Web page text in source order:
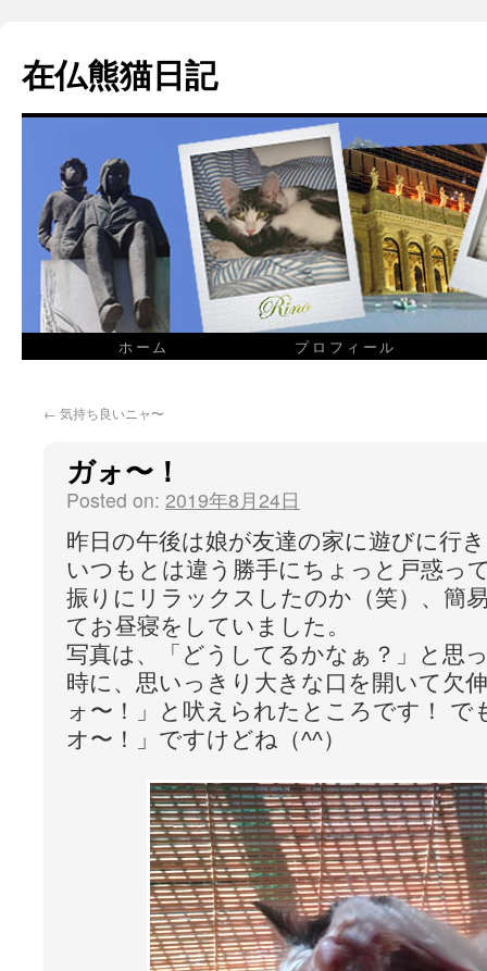
在仏熊猫日記
ホーム プロフィール
← 気持ち良いニャ〜
ガォ〜！
Posted on: 2019年8月24日
昨日の午後は娘が友達の家に遊びに行
いつもとは違う勝手にちょっと戸惑っ
振りにリラックスしたのか（笑）、簡
てお昼寝をしていました。
写真は、「どうしてるかなぁ？」と思
時に、思いっきり大きな口を開いて欠
ォ〜！」と吠えられたところです！ で
オ〜！」ですけどね（^^）